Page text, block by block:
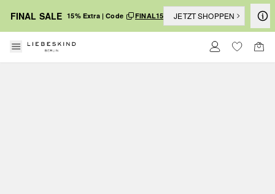
FINAL SALE 15% Extra | Code FINAL15 JETZT SHOPPEN